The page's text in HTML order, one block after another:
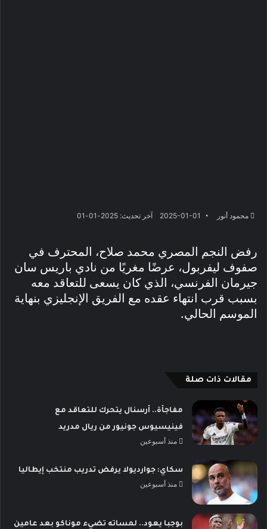
محمود أنور 2025-01-01 آخر تحديث: 2025-01-01
رفض النجم المصري محمد صلاح، المحترف في
صفوف ليفربول، عرضًا مغريًا من نادي باريس سان
جيرمان الفرنسي، الذي كان يسعى للتعاقد معه
بسبب قرب انتهاء عقده مع الفريق الإنجليزي بنهاية
الموسم الحالي.
مقالات ذات صلة
مفاجأة.. أرسنال يتحرك للتعاقد مع
فينيسيوس جونيور من ريال مدريد
منذ أسبوعين
سكاي: جوارديولا يرفض تدريب منتخب إيطاليا
منذ أسبوعين
بوجبا يعود.. لمساته تضيء موناكو بعد عامين